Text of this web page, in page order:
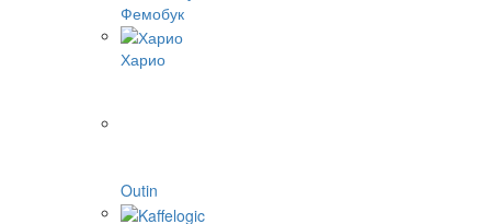
Фемобук
Харио
Outin